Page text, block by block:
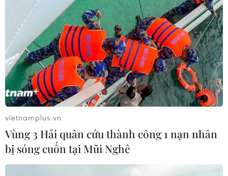
Các phần tử vũ trang đã tấn công ngôi làng Kelele,
cách thị trấn Eringeti, thuộc vùng Beni, khoảng 12km về
phía Bắc, trong đêm 17/5, khiến 4 người đàn ông và 2
phụ nữ thiệt mạng.
vietnamplus.vn
Vùng 3 Hải quân cứu thành công 1 nạn nhân
bị sóng cuốn tại Mũi Nghê